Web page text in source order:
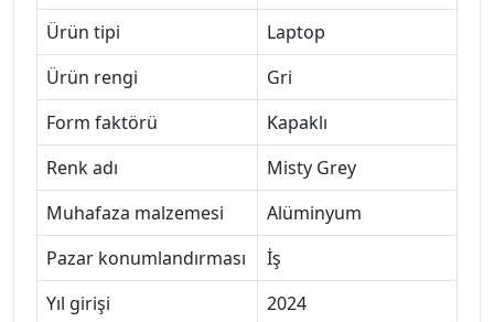
Ürün tipi
Laptop
Ürün rengi
Gri
Form faktörü
Kapaklı
Renk adı
Misty Grey
Muhafaza malzemesi
Alüminyum
Pazar konumlandırması
İş
Yıl girişi
2024